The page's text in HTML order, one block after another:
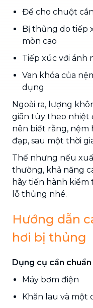
Để cho chuột
Bị thủng do tiếp
mòn cao
Tiếp xúc với ánh
Van khóa của
dụng
Ngoài ra, lượng
giãn tùy theo nhiệt
nên biết rằng, nệm
đạp, sau một thời
Thế nhưng nếu
thường, khả năng
hãy tiến hành kiểm
lỗ thủng nhé.
Hướng dẫn
hơi bị thủng
Dụng cụ cần
Máy bơm điện
Khăn lau và một